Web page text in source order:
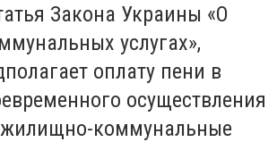
Закона Украины «О
услугах»,
оплату пени в
осуществления
жилищно-коммунальные